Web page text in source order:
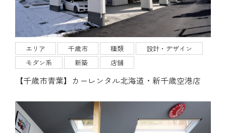
エリア 千歳市 種類
設計・デザイン
モダン系
新築 店舗
【千歳市青葉】カーレンタル北海道・新千歳空港店